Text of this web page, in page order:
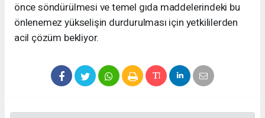
önce söndürülmesi ve temel gıda maddelerindeki bu
önlenemez yükselişin durdurulması için yetkililerden
acil çözüm bekliyor.